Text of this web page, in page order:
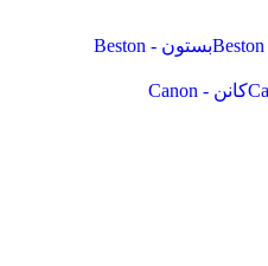
بستون - Beston
کانن - Canon